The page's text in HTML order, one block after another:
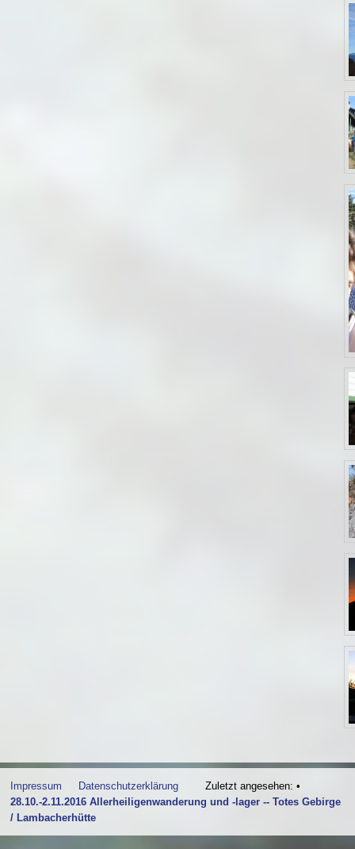
Impressum Datenschutzerklärung Zuletzt angesehen: •
28.10.-2.11.2016 Allerheiligenwanderung und -lager -- Totes Gebirge
/ Lambacherhütte